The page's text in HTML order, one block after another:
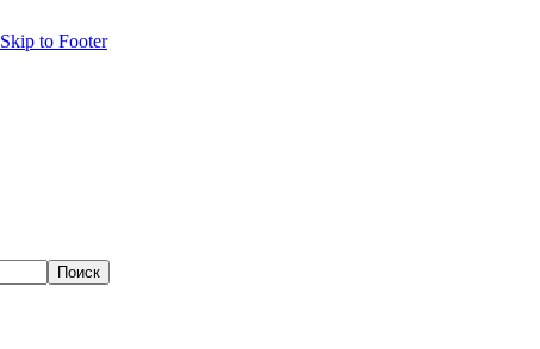
Skip to Footer